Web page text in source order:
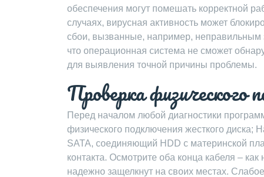
обеспечения могут помешать корректной
случаях, вирусная активность может
сбои, вызванные, например, неправильным
что операционная система не сможет
для выявления точной причины проблемы.
Проверка физического
Перед началом любой диагностики
физического подключения жесткого диска;
SATA, соединяющий HDD с материнской
контакта. Осмотрите оба конца кабеля –
надежно защелкнут на своих местах.